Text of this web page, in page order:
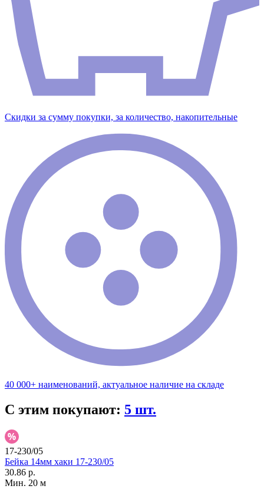
Скидки за сумму покупки, за количество, накопительные
40 000+ наименований, актуальное наличие на складе
С этим покупают: 5 шт.
17-230/05
Бейка 14мм хаки 17-230/05
30.86 р.
Мин. 20 м